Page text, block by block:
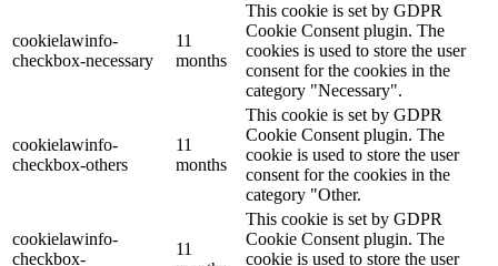
cookielawinfo-
checkbox-necessary
11
months
This cookie is set by GDPR
Cookie Consent plugin. The
cookies is used to store the user
consent for the cookies in the
category "Necessary".
cookielawinfo-
checkbox-others
11
months
This cookie is set by GDPR
Cookie Consent plugin. The
cookie is used to store the user
consent for the cookies in the
category "Other.
cookielawinfo-
checkbox-
11
This cookie is set by GDPR
Cookie Consent plugin. The
cookie is used to store the user